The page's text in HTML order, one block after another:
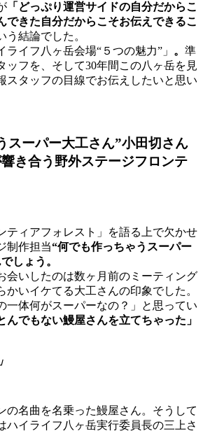
「どっぷり運営サイドの自分だからこ
できた自分だからこそお伝えできるこ
う結論でした。
ライフ八ヶ岳会場“５つの魅力”」 。 準
ッフを、そして30年間この八ヶ岳を見
スタッフの目線でお伝えしたいと思い
スーパー大工さん”小田切さん
き合う野外ステージフロンテ
ティアフォレスト」を語る上で欠かせ
制作担当“何でも作っちゃうスーパー
しょう。
会いしたのは数ヶ月前のミーティング
かいイケてる大工さんの印象でした。
一体何がスーパーなの？」と思ってい
んでもない鰻屋さんを立てちゃった」
の名曲を名乗った鰻屋さん。そうして
ハイライフ八ヶ岳実行委員長の三上さ